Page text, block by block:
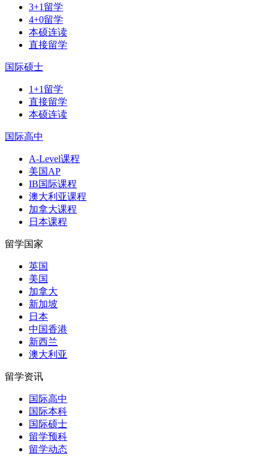
3+1留学
4+0留学
本硕连读
直接留学
国际硕士
1+1留学
直接留学
本硕连读
国际高中
A-Level课程
美国AP
IB国际课程
澳大利亚课程
加拿大课程
日本课程
留学国家
英国
美国
加拿大
新加坡
日本
中国香港
新西兰
澳大利亚
留学资讯
国际高中
国际本科
国际硕士
留学预科
留学动态